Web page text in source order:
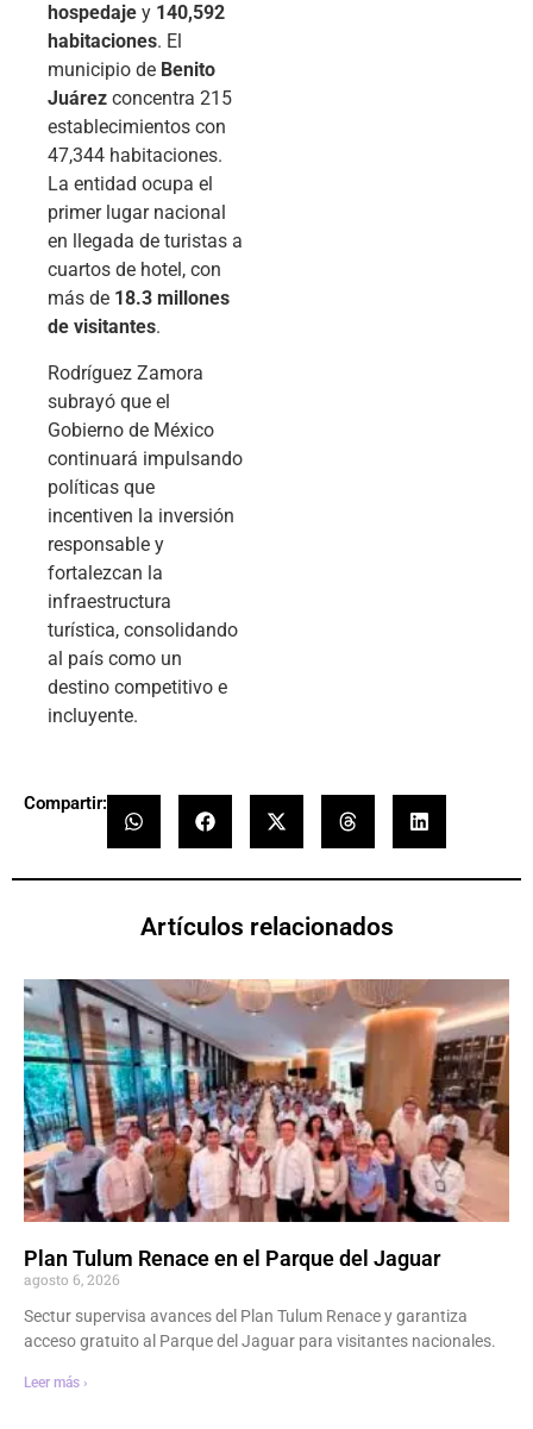
hospedaje y 140,592
habitaciones. El
municipio de Benito
Juárez concentra 215
establecimientos con
47,344 habitaciones.
La entidad ocupa el
primer lugar nacional
en llegada de turistas a
cuartos de hotel, con
más de 18.3 millones
de visitantes.
Rodríguez Zamora
subrayó que el
Gobierno de México
continuará impulsando
políticas que
incentiven la inversión
responsable y
fortalezcan la
infraestructura
turística, consolidando
al país como un
destino competitivo e
incluyente.
Compartir:
Artículos relacionados
Plan Tulum Renace en el Parque del Jaguar
agosto 6, 2026
Sectur supervisa avances del Plan Tulum Renace y garantiza
acceso gratuito al Parque del Jaguar para visitantes nacionales.
Leer más ›